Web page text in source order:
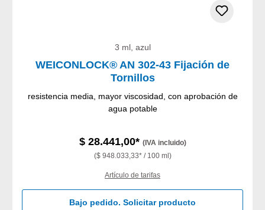
3 ml, azul
WEICONLOCK® AN 302-43 Fijación de
Tornillos
resistencia media, mayor viscosidad, con aprobación de
agua potable
$ 28.441,00* (IVA incluido)
($ 948.033,33* / 100 ml)
Artículo de tarifas
Bajo pedido. Solicitar producto